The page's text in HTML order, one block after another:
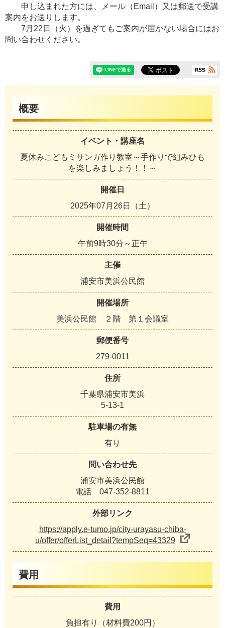
申し込まれた方には、メール（Email）又は郵送で受講
案内をお送りします。
7月22日（火）を過ぎてもご案内が届かない場合にはお
問い合わせください。
概要
イベント・講座名
夏休みこどもミサンガ作り教室～手作りで組みひも
を楽しみましょう！！～
開催日
2025年07月26日（土）
開催時間
午前9時30分～正午
主催
浦安市美浜公民館
開催場所
美浜公民館 ２階 第１会議室
郵便番号
279-0011
住所
千葉県浦安市美浜
5-13-1
駐車場の有無
有り
問い合わせ先
浦安市美浜公民館
電話 047-352-8811
外部リンク
https://apply.e-tumo.jp/city-urayasu-chiba-
u/offer/offerList_detail?tempSeq=43329
費用
費用
負担有り（材料費200円）